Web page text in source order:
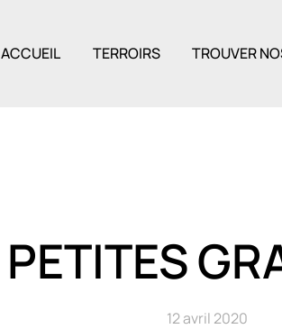
ACCUEIL TERROIRS TROUVER
PETITES
12 avril 2020